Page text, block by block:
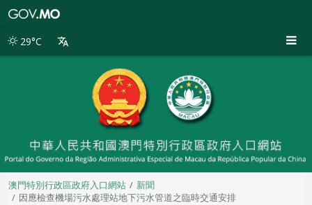
別
29°C
澳門特別行政區政府入口網站
新聞
因應檢查機場污水處理站地下污水管道之臨時交通安排